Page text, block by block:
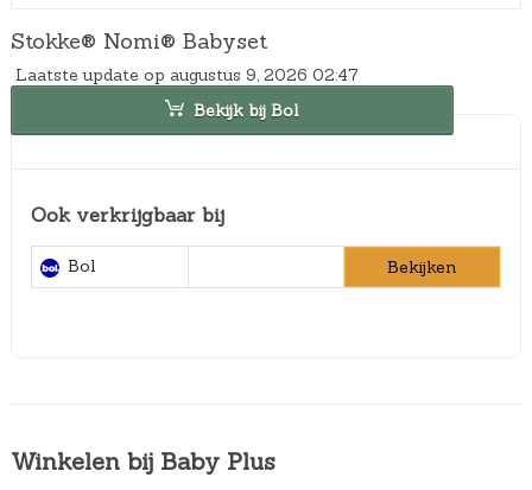
Stokke® Nomi® Babyset
Laatste update op augustus 9, 2026 02:47
Bekijk bij Bol
Ook verkrijgbaar bij
Bol Bekijken
Winkelen bij Baby Plus